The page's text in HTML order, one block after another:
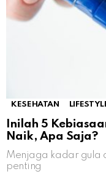
KESEHATAN
Inilah 5
Naik, Apa Saja?
Menjaga kadar gula
penting